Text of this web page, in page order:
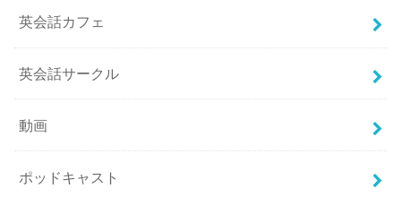
英会話カフェ
英会話サークル
動画
ポッドキャスト